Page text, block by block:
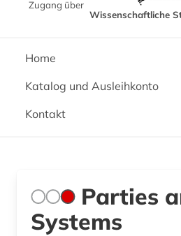
Zugang über
Wissenschaftliche
Home
Katalog und Ausleihkonto
Kontakt
Parties
Systems